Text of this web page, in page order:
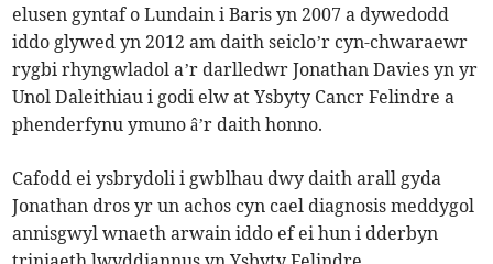
elusen gyntaf o Lundain i Baris yn 2007 a dywedodd
iddo glywed yn 2012 am daith seiclo’r cyn-chwaraewr
rygbi rhyngwladol a’r darlledwr Jonathan Davies yn yr
Unol Daleithiau i godi elw at Ysbyty Cancr Felindre a
phenderfynu ymuno â’r daith honno.
Cafodd ei ysbrydoli i gwblhau dwy daith arall gyda
Jonathan dros yr un achos cyn cael diagnosis meddygol
annisgwyl wnaeth arwain iddo ef ei hun i dderbyn